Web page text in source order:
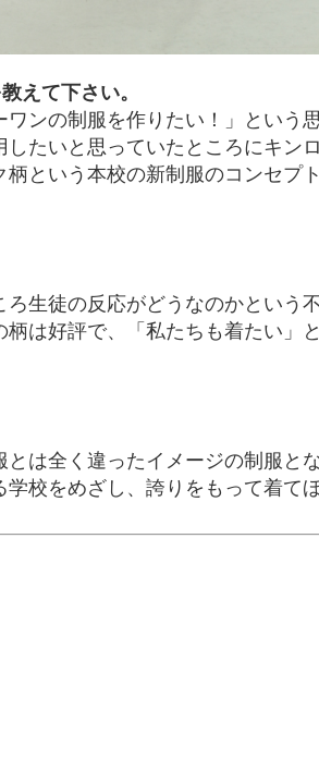
えて下さい。
ンの制服を作りたい！」という
たいと思っていたところにキン
という本校の新制服のコンセプ
生徒の反応がどうなのかという
は好評で、「私たちも着たい」
は全く違ったイメージの制服と
校をめざし、誇りをもって着て